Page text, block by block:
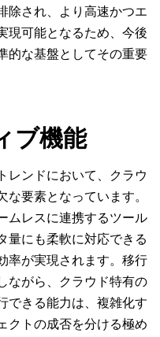
除され、より高速かつエ
現可能となるため、今後
的な基盤としてその重要
ブ機能
レンドにおいて、クラウ
要素となっています。
ムレスに連携するツール
量にも柔軟に対応できる
率が実現されます。移行
ながら、クラウド特有の
できる能力は、複雑化す
クトの成否を分ける極め